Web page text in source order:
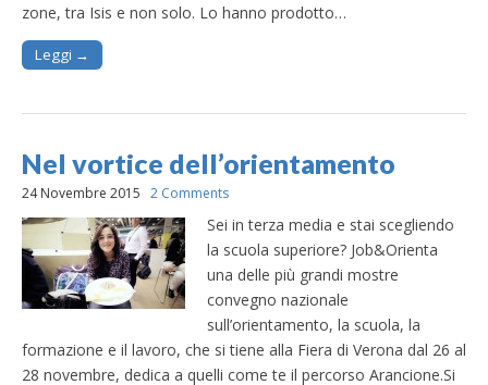
zone, tra Isis e non solo. Lo hanno prodotto…
Leggi →
Nel vortice dell’orientamento
24 Novembre 2015 2 Comments
Sei in terza media e stai scegliendo
la scuola superiore? Job&Orienta
una delle più grandi mostre
convegno nazionale
sull’orientamento, la scuola, la
formazione e il lavoro, che si tiene alla Fiera di Verona dal 26 al
28 novembre, dedica a quelli come te il percorso Arancione.Si